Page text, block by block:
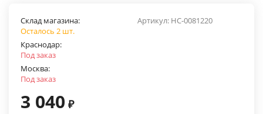
Артикул: НС-0081220
Склад магазина:
Осталось 2 шт.
Краснодар:
Под заказ
Москва:
Под заказ
3 040 ₽